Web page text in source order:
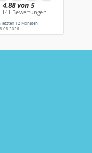
letzten 12 Monaten